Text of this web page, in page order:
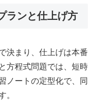
ランと仕上げ方
決まり、仕上げは本番
方程式問題では、短時
ノートの定型化で、同
。